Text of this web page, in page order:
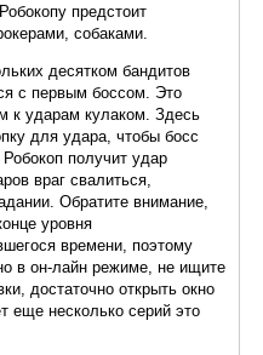
предстоит
собаками.
десятком бандитов
с первым боссом. Это
к ударам кулаком. Здесь
для удара, чтобы босс
получит удар
враг свалиться,
Обратите внимание,
уровня
времени, поэтому
в он-лайн режиме, не ищите
достаточно открыть окно
еще несколько серий это